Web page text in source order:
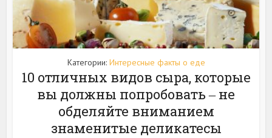
Категории: Интересные факты о еде
10 отличных видов сыра, которые
вы должны попробовать ‒ не
обделяйте вниманием
знаменитые деликатесы